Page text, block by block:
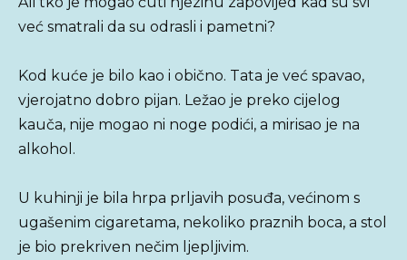
već smatrali da su odrasli i pametni?
Kod kuće je bilo kao i obično. Tata je već spavao,
vjerojatno dobro pijan. Ležao je preko cijelog
kauča, nije mogao ni noge podići, a mirisao je na
alkohol.
U kuhinji je bila hrpa prljavih posuđa, većinom s
ugašenim cigaretama, nekoliko praznih boca, a stol
je bio prekriven nečim ljepljivim.